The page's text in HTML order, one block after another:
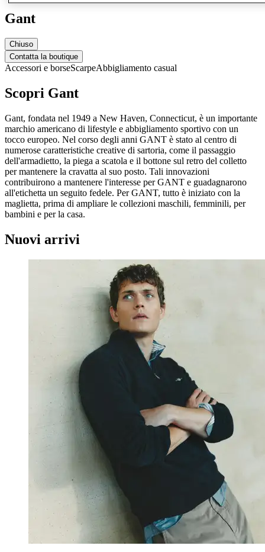
Gant
Chiuso
Contatta la boutique
Accessori e borseScarpeAbbigliamento casual
Scopri Gant
Gant, fondata nel 1949 a New Haven, Connecticut, è un importante
marchio americano di lifestyle e abbigliamento sportivo con un
tocco europeo. Nel corso degli anni GANT è stato al centro di
numerose caratteristiche creative di sartoria, come il passaggio
dell'armadietto, la piega a scatola e il bottone sul retro del colletto
per mantenere la cravatta al suo posto. Tali innovazioni
contribuirono a mantenere l'interesse per GANT e guadagnarono
all'etichetta un seguito fedele. Per GANT, tutto è iniziato con la
maglietta, prima di ampliare le collezioni maschili, femminili, per
bambini e per la casa.
Nuovi arrivi